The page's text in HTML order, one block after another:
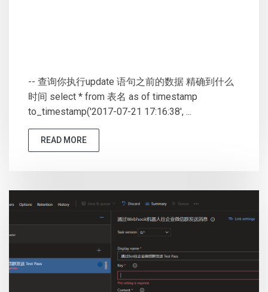
-- 查询你执行update 语句之前的数据 精确到什么
时间 select * from 表名 as of timestamp
to_timestamp('2017-07-21 17:16:38', ...
READ MORE